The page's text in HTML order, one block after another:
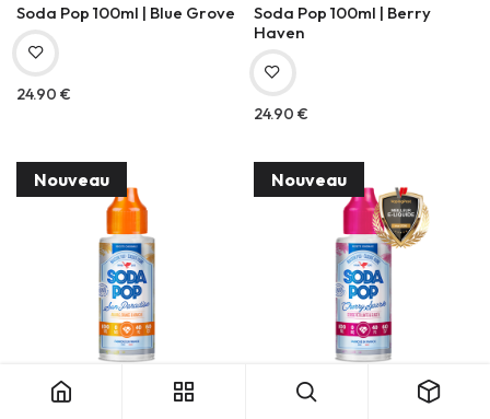
Soda Pop 100ml | Blue Grove
24.90 €
Soda Pop 100ml | Berry
Haven
24.90 €
Nouveau
SODA POP
Nouveau
SODA POP